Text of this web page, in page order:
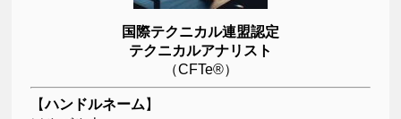
国際テクニカル連盟認定
テクニカルアナリスト
（CFTe®）
【ハンドルネーム 】